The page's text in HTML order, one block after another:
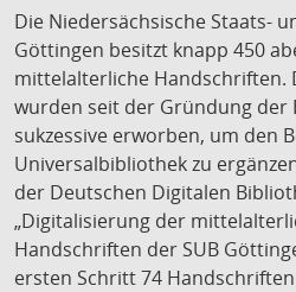
Die Niedersächsische Staats-
Göttingen besitzt knapp 450
mittelalterliche Handschriften.
wurden seit der Gründung der
sukzessive erworben, um den
Universalbibliothek zu
der Deutschen Digitalen
„Digitalisierung der
Handschriften der SUB
ersten Schritt 74